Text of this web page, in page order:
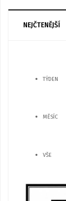
NEJČTENĚJŠÍ
TÝDEN
MĚSÍC
VŠE